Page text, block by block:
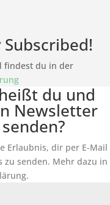
findest du in der
du und
Newsletter
Erlaubnis, dir per E-Mail
zu senden. Mehr dazu in